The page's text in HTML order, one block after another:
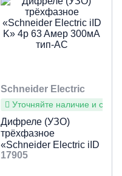
Schneider Electric
Уточняйте наличие и сроки
Дифреле (УЗО)
трёхфазное
«Schneider Electric iID
K» 4p 63 Aмер 300мА
17905